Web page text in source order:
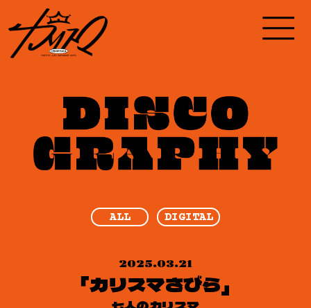
ALL DIGITAL
2025.03.21
「カリスマさびら」